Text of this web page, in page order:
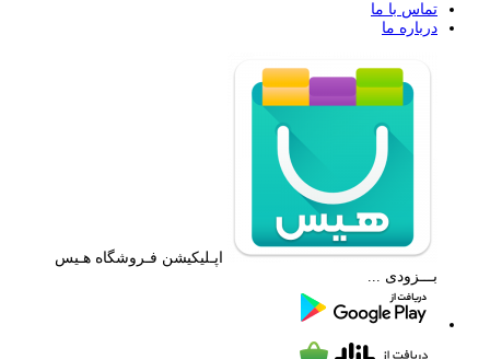
تماس با ما
درباره ما
اپـلیکیشن فـروشگاه هـیس
بـــزودی ...